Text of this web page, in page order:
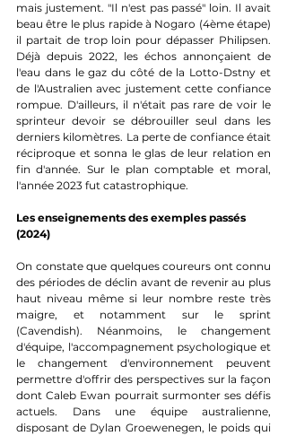
mais justement. "Il n'est pas passé" loin. Il avait
beau être le plus rapide à Nogaro (4ème étape)
il partait de trop loin pour dépasser Philipsen.
Déjà depuis 2022, les échos annonçaient de
l'eau dans le gaz du côté de la Lotto-Dstny et
de l'Australien avec justement cette confiance
rompue. D'ailleurs, il n'était pas rare de voir le
sprinteur devoir se débrouiller seul dans les
derniers kilomètres. La perte de confiance était
réciproque et sonna le glas de leur relation en
fin d'année. Sur le plan comptable et moral,
l'année 2023 fut catastrophique.
Les enseignements des exemples passés
(2024)
On constate que quelques coureurs ont connu
des périodes de déclin avant de revenir au plus
haut niveau même si leur nombre reste très
maigre, et notamment sur le sprint
(Cavendish). Néanmoins, le changement
d'équipe, l'accompagnement psychologique et
le changement d'environnement peuvent
permettre d'offrir des perspectives sur la façon
dont Caleb Ewan pourrait surmonter ses défis
actuels. Dans une équipe australienne,
disposant de Dylan Groewenegen, le poids qui